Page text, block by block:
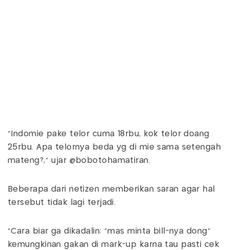
"Indomie pake telor cuma 18rbu, kok telor doang
25rbu. Apa telornya beda yg di mie sama setengah
mateng?," ujar @bobotohamatiran.
Beberapa dari netizen memberikan saran agar hal
tersebut tidak lagi terjadi.
"Cara biar ga dikadalin: "mas minta bill-nya dong"
kemungkinan gakan di mark-up karna tau pasti cek